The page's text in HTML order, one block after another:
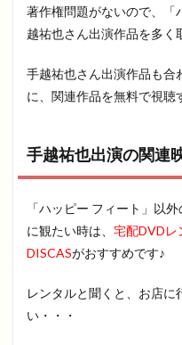
著作権問題がないので、「
越祐也さん出演作品を多く
手越祐也さん出演作品も合
に、関連作品を無料で視聴
手越祐也出演の関連
「ハッピー フィート」以
に観たい時は、 宅配DVDレ
DISCASがおすすめです♪
レンタルと聞くと、お店に
い・・・